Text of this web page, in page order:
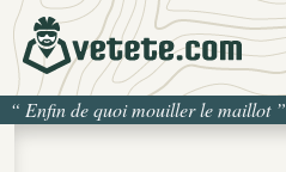
“ Enfin de quoi mouiller le maillot”